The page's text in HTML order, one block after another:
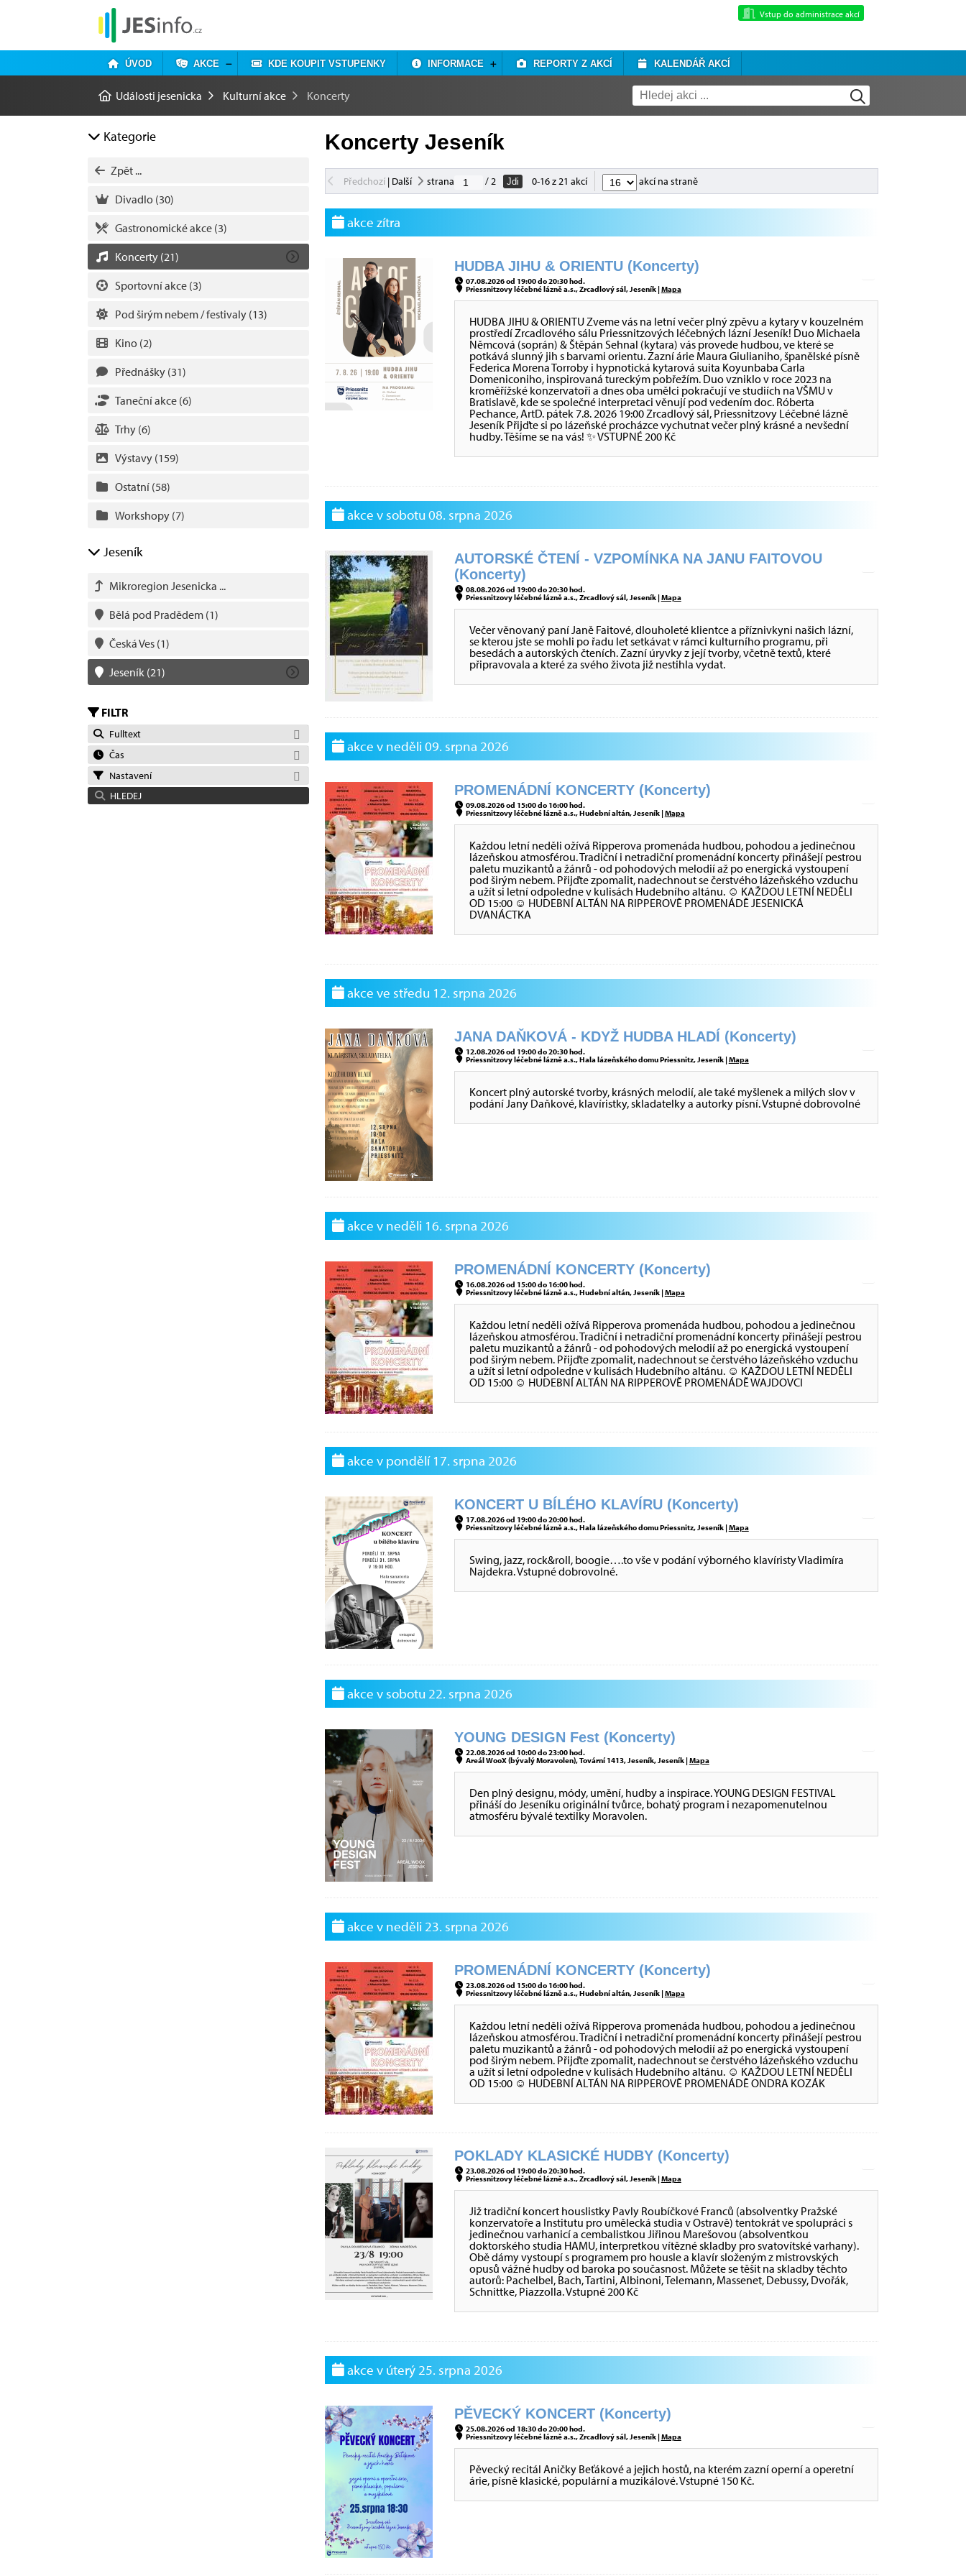
Vstup do administrace akcí
ÚVOD AKCE KDE KOUPIT VSTUPENKY INFORMACE REPORTY Z AKCÍ KALENDÁŘ AKCÍ
Události jesenicka Kulturní akce Koncerty
Kategorie
Zpět ...
Divadlo (30)
Gastronomické akce (3)
Koncerty (21)
Sportovní akce (3)
Pod širým nebem / festivaly (13)
Kino (2)
Přednášky (31)
Taneční akce (6)
Trhy (6)
Výstavy (159)
Ostatní (58)
Workshopy (7)
Jeseník
Mikroregion Jesenicka ...
Bělá pod Pradědem (1)
Česká Ves (1)
Jeseník (21)
FILTR
Fulltext
Čas
Nastavení
HLEDEJ
Koncerty Jeseník
Předchozí| Další strana / 2 Jdi 0-16 z 21 akcí akcí na straně
akce zítra
HUDBA JIHU & ORIENTU (Koncerty)
07.08.2026 od 19:00 do 20:30 hod.
Priessnitzovy léčebné lázně a.s., Zrcadlový sál, Jeseník |Mapa
HUDBA JIHU & ORIENTU Zveme vás na letní večer plný zpěvu a kytary v kouzelném
prostředí Zrcadlového sálu Priessnitzových léčebných lázní Jeseník! Duo Michaela
Němcová (soprán) & Štěpán Sehnal (kytara) vás provede hudbou, ve které se
potkává slunný jih s barvami orientu. Zazní árie Maura Giulianiho, španělské písně
Federica Morena Torroby i hypnotická kytarová suita Koyunbaba Carla
Domeniconiho, inspirovaná tureckým pobřežím. Duo vzniklo v roce 2023 na
kroměřížské konzervatoři a dnes oba umělci pokračují ve studiích na VŠMU v
Bratislavě, kde se společné interpretaci věnují pod vedením doc. Róberta
Pechance, ArtD. pátek 7.8. 2026 19:00 Zrcadlový sál, Priessnitzovy Léčebné lázně
Jeseník Přijďte si po lázeňské procházce vychutnat večer plný krásné a nevšední
hudby. Těšíme se na vás! ✨ VSTUPNÉ 200 Kč
akce v sobotu 08. srpna 2026
AUTORSKÉ ČTENÍ - VZPOMÍNKA NA JANU FAITOVOU
(Koncerty)
08.08.2026 od 19:00 do 20:30 hod.
Priessnitzovy léčebné lázně a.s., Zrcadlový sál, Jeseník |Mapa
Večer věnovaný paní Janě Faitové, dlouholeté klientce a příznivkyni našich lázní,
se kterou jste se mohli po řadu let setkávat v rámci kulturního programu, při
besedách a autorských čteních. Zazní úryvky z její tvorby, včetně textů, které
připravovala a které za svého života již nestihla vydat.
akce v neděli 09. srpna 2026
PROMENÁDNÍ KONCERTY (Koncerty)
09.08.2026 od 15:00 do 16:00 hod.
Priessnitzovy léčebné lázně a.s., Hudební altán, Jeseník |Mapa
Každou letní neděli ožívá Ripperova promenáda hudbou, pohodou a jedinečnou
lázeňskou atmosférou. Tradiční i netradiční promenádní koncerty přinášejí pestrou
paletu muzikantů a žánrů - od pohodových melodií až po energická vystoupení
pod širým nebem. Přijďte zpomalit, nadechnout se čerstvého lázeňského vzduchu
a užít si letní odpoledne v kulisách Hudebního altánu. ☺ KAŽDOU LETNÍ NEDĚLI
OD 15:00 ☺ HUDEBNÍ ALTÁN NA RIPPEROVĚ PROMENÁDĚ JESENICKÁ
DVANÁCTKA
akce ve středu 12. srpna 2026
JANA DAŇKOVÁ - KDYŽ HUDBA HLADÍ (Koncerty)
12.08.2026 od 19:00 do 20:30 hod.
Priessnitzovy léčebné lázně a.s., Hala lázeňského domu Priessnitz, Jeseník |Mapa
Koncert plný autorské tvorby, krásných melodií, ale také myšlenek a milých slov v
podání Jany Daňkové, klavíristky, skladatelky a autorky písní. Vstupné dobrovolné
akce v neděli 16. srpna 2026
PROMENÁDNÍ KONCERTY (Koncerty)
16.08.2026 od 15:00 do 16:00 hod.
Priessnitzovy léčebné lázně a.s., Hudební altán, Jeseník |Mapa
Každou letní neděli ožívá Ripperova promenáda hudbou, pohodou a jedinečnou
lázeňskou atmosférou. Tradiční i netradiční promenádní koncerty přinášejí pestrou
paletu muzikantů a žánrů - od pohodových melodií až po energická vystoupení
pod širým nebem. Přijďte zpomalit, nadechnout se čerstvého lázeňského vzduchu
a užít si letní odpoledne v kulisách Hudebního altánu. ☺ KAŽDOU LETNÍ NEDĚLI
OD 15:00 ☺ HUDEBNÍ ALTÁN NA RIPPEROVĚ PROMENÁDĚ WAJDOVCI
akce v pondělí 17. srpna 2026
KONCERT U BÍLÉHO KLAVÍRU (Koncerty)
17.08.2026 od 19:00 do 20:00 hod.
Priessnitzovy léčebné lázně a.s., Hala lázeňského domu Priessnitz, Jeseník |Mapa
Swing, jazz, rock&roll, boogie….to vše v podání výborného klavíristy Vladimíra
Najdekra. Vstupné dobrovolné.
akce v sobotu 22. srpna 2026
YOUNG DESIGN Fest (Koncerty)
22.08.2026 od 10:00 do 23:00 hod.
Areál WooX (bývalý Moravolen), Tovární 1413, Jeseník, Jeseník |Mapa
Den plný designu, módy, umění, hudby a inspirace. YOUNG DESIGN FESTIVAL
přináší do Jeseníku originální tvůrce, bohatý program i nezapomenutelnou
atmosféru bývalé textilky Moravolen.
akce v neděli 23. srpna 2026
PROMENÁDNÍ KONCERTY (Koncerty)
23.08.2026 od 15:00 do 16:00 hod.
Priessnitzovy léčebné lázně a.s., Hudební altán, Jeseník |Mapa
Každou letní neděli ožívá Ripperova promenáda hudbou, pohodou a jedinečnou
lázeňskou atmosférou. Tradiční i netradiční promenádní koncerty přinášejí pestrou
paletu muzikantů a žánrů - od pohodových melodií až po energická vystoupení
pod širým nebem. Přijďte zpomalit, nadechnout se čerstvého lázeňského vzduchu
a užít si letní odpoledne v kulisách Hudebního altánu. ☺ KAŽDOU LETNÍ NEDĚLI
OD 15:00 ☺ HUDEBNÍ ALTÁN NA RIPPEROVĚ PROMENÁDĚ ONDRA KOZÁK
POKLADY KLASICKÉ HUDBY (Koncerty)
23.08.2026 od 19:00 do 20:30 hod.
Priessnitzovy léčebné lázně a.s., Zrcadlový sál, Jeseník |Mapa
Již tradiční koncert houslistky Pavly Roubíčkové Franců (absolventky Pražské
konzervatoře a Institutu pro umělecká studia v Ostravě) tentokrát ve spolupráci s
jedinečnou varhanicí a cembalistkou Jiřinou Marešovou (absolventkou
doktorského studia HAMU, interpretkou vítězné skladby pro svatovítské varhany).
Obě dámy vystoupí s programem pro housle a klavír složeným z mistrovských
opusů vážné hudby od baroka po současnost. Můžete se těšit na skladby těchto
autorů: Pachelbel, Bach, Tartini, Albinoni, Telemann, Massenet, Debussy, Dvořák,
Schnittke, Piazzolla. Vstupné 200 Kč
akce v úterý 25. srpna 2026
PĚVECKÝ KONCERT (Koncerty)
25.08.2026 od 18:30 do 20:00 hod.
Priessnitzovy léčebné lázně a.s., Zrcadlový sál, Jeseník |Mapa
Pěvecký recitál Aničky Beťákové a jejich hostů, na kterém zazní operní a operetní
árie, písně klasické, populární a muzikálové. Vstupné 150 Kč.